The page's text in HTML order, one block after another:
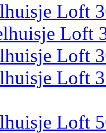
Loft
Loft
Loft
Loft
Loft